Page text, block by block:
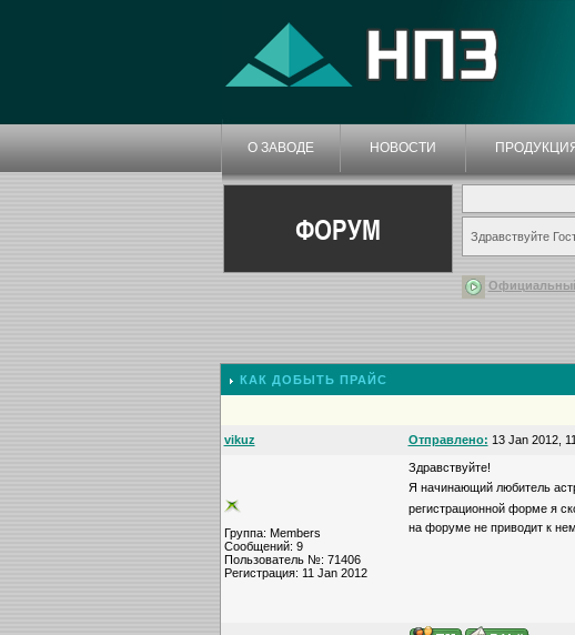
О ЗАВОДЕ НОВОСТИ
ФОРУМ Здравствуйте
КАК ДОБЫТЬ ПРАЙС
vikuz Отправлено: 13 Jan 2012,
Группа: Members
Сообщений: 9
Пользователь №: 71406
Регистрация: 11 Jan 2012
Здравствуйте!
Я начинающий любитель
регистрационной форме я
на форуме не приводит к